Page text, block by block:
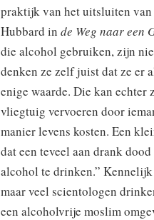
praktijk van het uitsluiten
Hubbard in de Weg naar een
die alcohol gebruiken, zijn
denken ze zelf juist dat ze er
enige waarde. Die kan echter
vliegtuig vervoeren door
manier levens kosten. Een
dat een teveel aan drank
alcohol te drinken.”
maar veel scientologen
een alcoholvrije moslim